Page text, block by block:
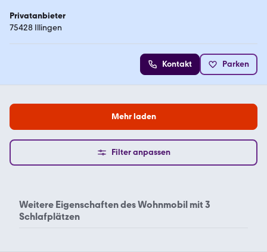
Privatanbieter
75428 Illingen
Kontakt Parken
Mehr laden
Filter anpassen
Weitere Eigenschaften desWohnmobil mit 3
Schlafplätzen